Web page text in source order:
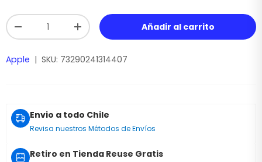
Cant.
-
+ Añadir al carrito
Apple | SKU: 73290241314407
Envio a todo Chile
Revisa nuestros Métodos de Envíos
Retiro en Tienda Reuse Gratis